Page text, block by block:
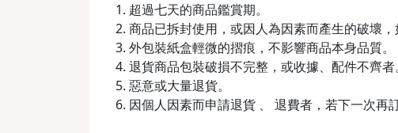
1. 超過七天的商品鑑賞期。
2. 商品已拆封使用，或因人為因素而產生的破壞
3. 外包裝紙盒輕微的摺痕，不影響商品本身品質。
4. 退貨商品包裝破損不完整，或收據、配件不齊者。
5. 惡意或大量退貨。
6. 因個人因素而申請退貨 、 退費者，若下一次再